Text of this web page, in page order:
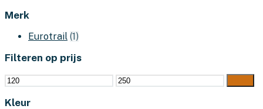
Merk
Eurotrail (1)
Filteren op prijs
Min.
prijs
Max.
prijs
Kleur